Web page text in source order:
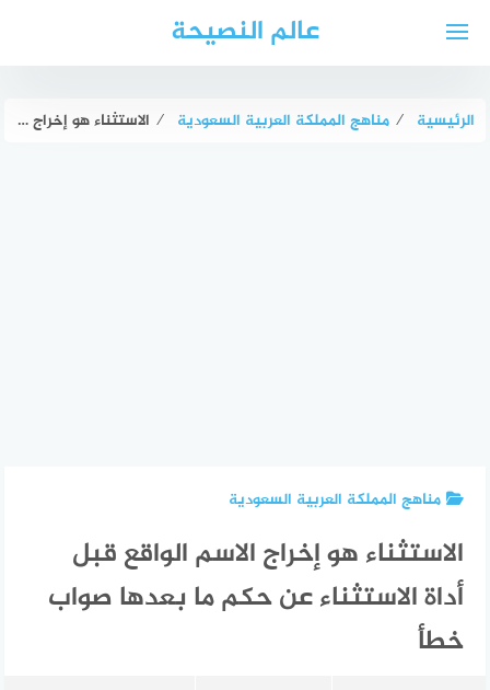
عالم النصيحة
الرئيسية ⁄ مناهج المملكة العربية السعودية ⁄ الاستثناء هو إخراج الاسم الواقع قبل أداة الاستثناء عن حكم ما بعدها صواب خطأ
مناهج المملكة العربية السعودية
الاستثناء هو إخراج الاسم الواقع قبل
أداة الاستثناء عن حكم ما بعدها صواب
خطأ